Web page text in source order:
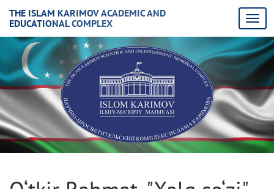
THE ISLAM KARIMOV ACADEMIC AND
EDUCATIONAL COMPLEX